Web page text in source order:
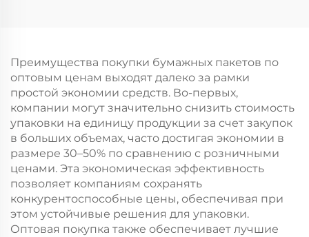
рождественской еды
в пластиковую
упаковку
в пластиковую
упаковку
Преимущества покупки бумажных пакетов по
оптовым ценам выходят далеко за рамки
простой экономии средств. Во-первых,
компании могут значительно снизить стоимость
упаковки на единицу продукции за счет закупок
в больших объемах, часто достигая экономии в
размере 30–50% по сравнению с розничными
ценами. Эта экономическая эффективность
позволяет компаниям сохранять
конкурентоспособные цены, обеспечивая при
этом устойчивые решения для упаковки.
Оптовая покупка также обеспечивает лучшие